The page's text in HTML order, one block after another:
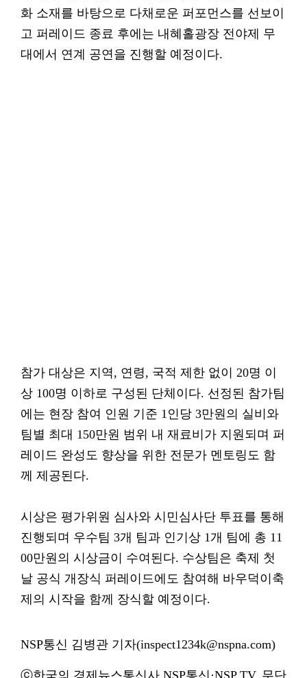
화 소재를 바탕으로 다채로운 퍼포먼스를 선보이
고 퍼레이드 종료 후에는 내혜홀광장 전야제 무
대에서 연계 공연을 진행할 예정이다.
참가 대상은 지역, 연령, 국적 제한 없이 20명 이
상 100명 이하로 구성된 단체이다. 선정된 참가팀
에는 현장 참여 인원 기준 1인당 3만원의 실비와
팀별 최대 150만원 범위 내 재료비가 지원되며 퍼
레이드 완성도 향상을 위한 전문가 멘토링도 함
께 제공된다.
시상은 평가위원 심사와 시민심사단 투표를 통해
진행되며 우수팀 3개 팀과 인기상 1개 팀에 총 11
00만원의 시상금이 수여된다. 수상팀은 축제 첫
날 공식 개장식 퍼레이드에도 참여해 바우덕이축
제의 시작을 함께 장식할 예정이다.
NSP통신 김병관 기자(inspect1234k@nspna.com)
ⓒ한국의 경제뉴스통신사 NSP통신·NSP TV. 무단